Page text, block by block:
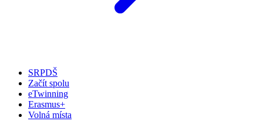
SRPDŠ
Začít spolu
eTwinning
Erasmus+
Volná místa